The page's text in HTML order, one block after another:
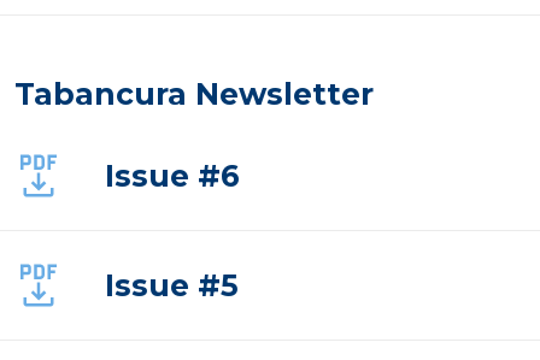
Tabancura Newsletter
Issue #6
Issue #5